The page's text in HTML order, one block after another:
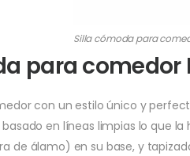
Silla cómoda para
para comedor
con un estilo único y
en líneas limpias lo que
de álamo) en su base, y